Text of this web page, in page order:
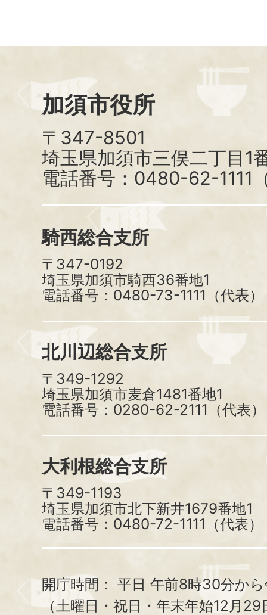
加須市役所
〒347-8501
埼玉県加須市三俣二丁目1
電話番号：0480-62-1111
騎西総合支所
〒347-0192
埼玉県加須市騎西36番地1
電話番号：0480-73-1111（代表）
北川辺総合支所
〒349-1292
埼玉県加須市麦倉1481番地1
電話番号：0280-62-2111（代表）
大利根総合支所
〒349-1193
埼玉県加須市北下新井1679番地1
電話番号：0480-72-1111（代表）
開庁時間： 平日 午前8時30分か
（土曜日・祝日・年末年始12月